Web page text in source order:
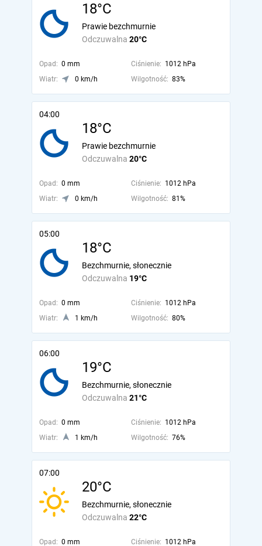
18°C
Odczuwalna 20°C
Prawie bezchmurnie
Opad: 0 mm Ciśnienie: 1012 hPa
Wiatr:
0 km/h Wilgotność: 83%
04:00
18°C
Odczuwalna 20°C
Prawie bezchmurnie
Opad: 0 mm Ciśnienie: 1012 hPa
Wiatr:
0 km/h Wilgotność: 81%
05:00
18°C
Odczuwalna 19°C
Bezchmurnie, słonecznie
Opad: 0 mm Ciśnienie: 1012 hPa
Wiatr:
1 km/h Wilgotność: 80%
06:00
19°C
Odczuwalna 21°C
Bezchmurnie, słonecznie
Opad: 0 mm Ciśnienie: 1012 hPa
Wiatr:
1 km/h Wilgotność: 76%
07:00
20°C
Odczuwalna 22°C
Bezchmurnie, słonecznie
Opad: 0 mm Ciśnienie: 1012 hPa